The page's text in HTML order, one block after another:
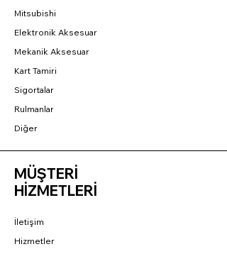
Mitsubishi
Elektronik Aksesuar
Mekanik Aksesuar
Kart Tamiri
Sigortalar
Rulmanlar
Diğer
MÜŞTERİ
HİZMETLERİ
İletişim
Hizmetler